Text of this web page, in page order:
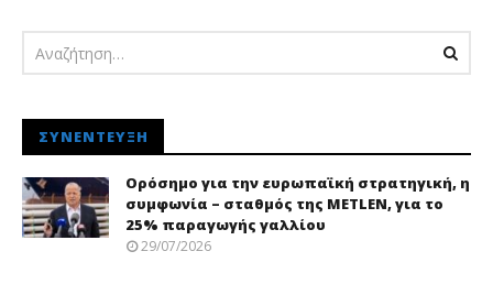
ΣΥΝΈΝΤΕΥΞΗ
Ορόσημο για την ευρωπαϊκή στρατηγική, η
συμφωνία – σταθμός της METLEN, για το
25% παραγωγής γαλλίου
29/07/2026